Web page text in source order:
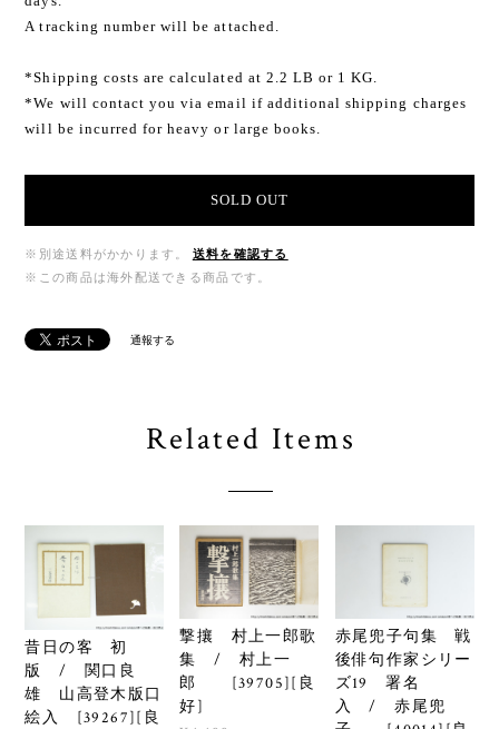
A tracking number will be attached.
*Shipping costs are calculated at 2.2 LB or 1 KG.
*We will contact you via email if additional shipping charges
will be incurred for heavy or large books.
SOLD OUT
※別途送料がかかります。
送料を確認する
※この商品は海外配送できる商品です。
通報する
Related Items
昔日の客 初
版 / 関口良
雄 山高登木版口
絵入 [39267][良
撃攘 村上一郎歌
集 / 村上一
郎 [39705][良
好]
赤尾兜子句集 戦
後俳句作家シリー
ズ19 署名
入 / 赤尾兜